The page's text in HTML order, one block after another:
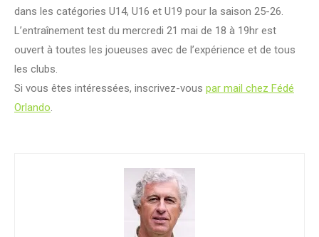
dans les catégories U14, U16 et U19 pour la saison 25-26.
L’entraînement test du mercredi 21 mai de 18 à 19hr est
ouvert à toutes les joueuses avec de l’expérience et de tous
les clubs.
Si vous êtes intéressées, inscrivez-vous par mail chez Fédé
Orlando.